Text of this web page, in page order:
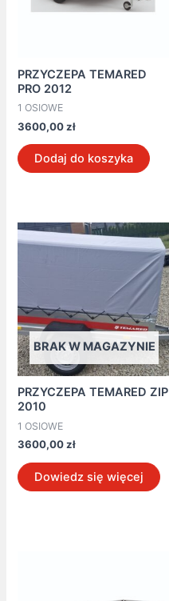
PRZYCZEPA TEMARED
PRO 2012
1 OSIOWE
3600,00zł
Dodaj do koszyka
BRAK W MAGAZYNIE
PRZYCZEPA TEMARED ZIP
2010
1 OSIOWE
3600,00zł
Dowiedz się więcej